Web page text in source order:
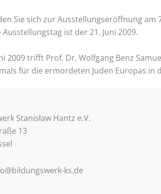
Sie sich zur Ausstellungseröffnung am
ist der 21. Juni 2009.
2009 trifft Prof. Dr. Wolfgang Benz
für die ermordeten Juden Europas in
Stanisław Hantz e.V.
13
ks.de